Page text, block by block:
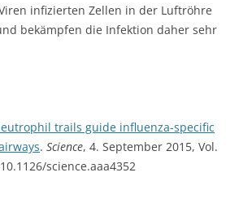
infizierten Zellen in der Luftröhre
bekämpfen die Infektion daher sehr
trails guide influenza-specific
. Science, 4. September 2015, Vol.
science.aaa4352